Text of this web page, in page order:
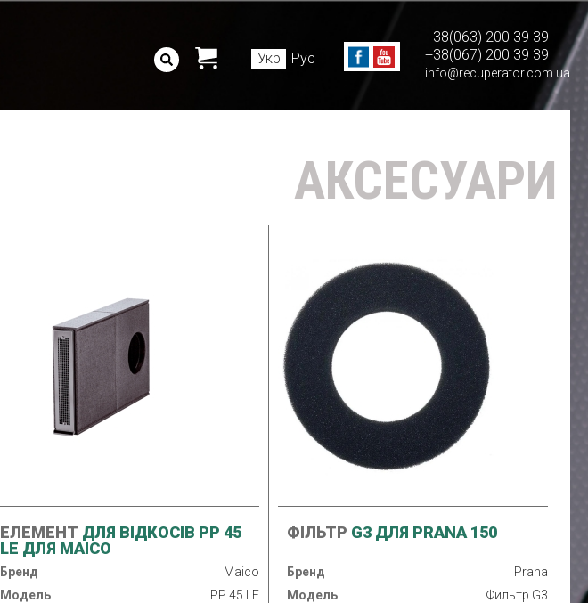
Укр Рус
+38(063) 200 39 39
+38(067) 200 39 39
info@recuperator.com.ua
АКСЕСУАРИ
ЕЛЕМЕНТ ДЛЯ ВІДКОСІВ PP 45
LE ДЛЯ MAICO
Бренд
Maico
Модель
PP 45 LE
ФІЛЬТР G3 ДЛЯ PRANA 150
Бренд
Prana
Модель
Фильтр G3